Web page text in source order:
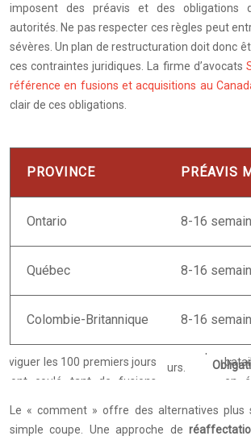
imposent des préavis et des obligations
autorités. Ne pas respecter ces règles peut
sévères. Un plan de restructuration doit donc
ces contraintes juridiques. La firme d’avocats
référence en fusions et acquisitions au
clair de ces obligations.
PROVINCE PRÉAVIS
Ontario 8-16
Québec 8-16
Colombie-Britannique 8-16
Le « comment » offre des alternatives plus
simple coupe. Une approche de